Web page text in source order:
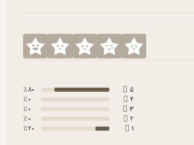
5
80 ٪
4
0 ٪
3
0 ٪
2
0 ٪
1
20 ٪